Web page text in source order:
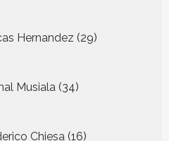
Hernandez 29
producten
Musiala 34
producten
Chiesa 16